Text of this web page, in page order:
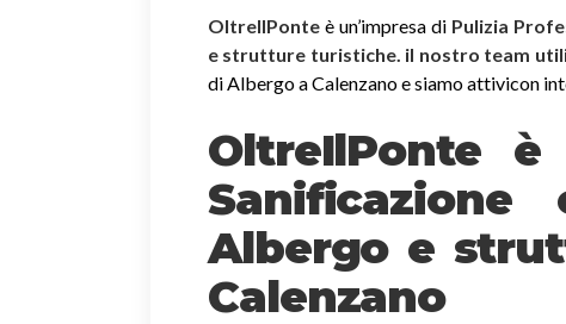
OltreIlPonte è un’impresa di Pulizia
e strutture turistiche. il nostro team
di Albergo a Calenzano e siamo attivicon
OltreIlPonte
Sanificazione
Albergo e
Calenzano